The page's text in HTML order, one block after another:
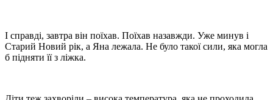
І справді, завтра він поїхав. Поїхав назавжди. Уже минув і
Старий Новий рік, а Яна лежала. Не було такої сили, яка могла
б підняти її з ліжка.